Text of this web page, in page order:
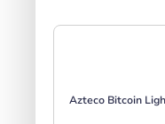
Azteco Bitcoin